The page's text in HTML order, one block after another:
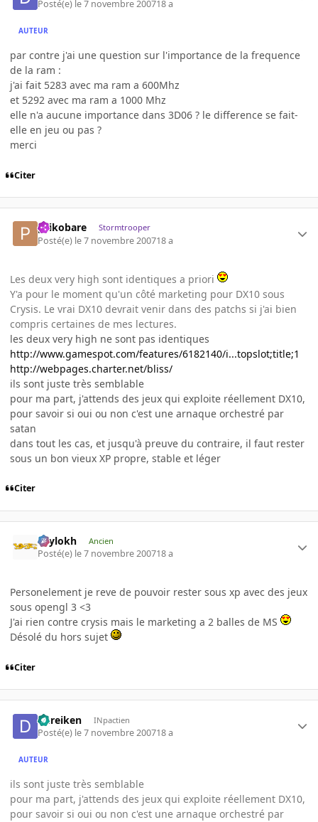
Posté(e) le 7 novembre 200718 a
AUTEUR
par contre j'ai une question sur l'importance de la frequence
de la ram :
j'ai fait 5283 avec ma ram a 600Mhz
et 5292 avec ma ram a 1000 Mhz
elle n'a aucune importance dans 3D06 ? le difference se fait-
elle en jeu ou pas ?
merci
Citer
psikobare Stormtrooper
Posté(e) le 7 novembre 200718 a
Les deux very high sont identiques a priori
Y'a pour le moment qu'un côté marketing pour DX10 sous
Crysis. Le vrai DX10 devrait venir dans des patchs si j'ai bien
compris certaines de mes lectures.
les deux very high ne sont pas identiques
http://www.gamespot.com/features/6182140/i...topslot;title;1
http://webpages.charter.net/bliss/
ils sont juste très semblable
pour ma part, j'attends des jeux qui exploite réellement DX10,
pour savoir si oui ou non c'est une arnaque orchestré par
satan
dans tout les cas, et jusqu'à preuve du contraire, il faut rester
sous un bon vieux XP propre, stable et léger
Citer
Psylokh Ancien
Posté(e) le 7 novembre 200718 a
Personelement je reve de pouvoir rester sous xp avec des jeux
sous opengl 3 <3
J'ai rien contre crysis mais le marketing a 2 balles de MS
Désolé du hors sujet
Citer
dureiken INpactien
Posté(e) le 7 novembre 200718 a
AUTEUR
ils sont juste très semblable
pour ma part, j'attends des jeux qui exploite réellement DX10,
pour savoir si oui ou non c'est une arnaque orchestré par